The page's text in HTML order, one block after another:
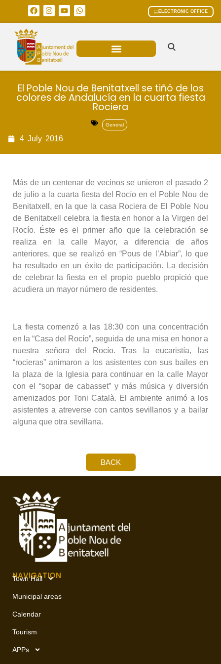
ELECTRONIC OFFICE
El Poble Nou de Benitatxell se tiñó de los
colores de Andalucía en la cuarta fiesta
Rociera
General
4 July 2016
Más de un centenar de vecinos se unieron el pasado 2
de julio a la cuarta fiesta del Rocío en el Poble Nou de
Benitatxell, en la que la casa Rociera de El Poble Nou
de Benitatxell celebra la fiesta en honor a la Virgen del
Rocío. Éste es el primer año que la celebración se
realiza en la calle Mayor, a diferencia de años
anteriores, que se realizó en “Pous de l’Abiar”, lo que
ha resultado en un éxito de participación. La decisión
de celebrar la fiesta en el propio pueblo propició que
acudiera un mayor número de residentes.
La fiesta comenzó a las 18:30 con una concentración
en la “Casa del Rocío”, seguida de una misa en honor a
nuestra señora del Rocío. Tras la eucaristía, las
“rocieras” animaron a los asistentes con sus bailes en
la plaza de la Iglesia para continuar en la calle Mayor
con el “sopar de cabasset” y más música y diversión
amenizados por Toni Català. El ambiente animó a los
asistentes a atreverse con cantos sevillanos y a bailar
alguna que otra sevillana.
BACK
NAVIGATION
Town Hall
Municipal areas
Calendar
Tourism
APPs